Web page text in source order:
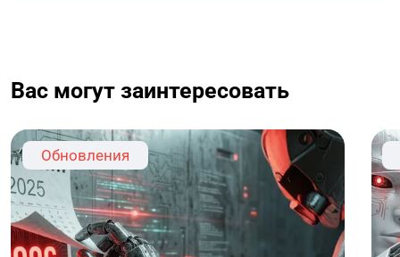
Вас могут заинтересовать
Обновления